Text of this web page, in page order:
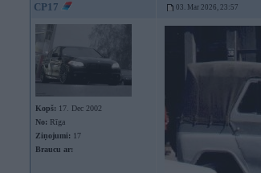
CP17 03. Mar 2026, 23:57
Kopš: 17. Dec 2002
No: Rīga
Ziņojumi: 17
Braucu ar: